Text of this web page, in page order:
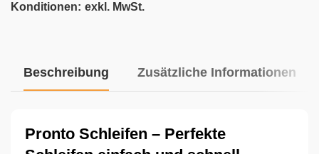
Konditionen: exkl. MwSt.
Beschreibung Zusätzliche Informationen
Pronto Schleifen – Perfekte